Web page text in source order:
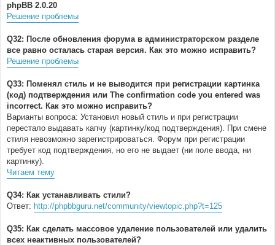
phpBB 2.0.20
Решение проблемы
Q32: После обновления форума в администраторском разделе
все равно осталась старая версия. Как это можно исправить?
Решение проблемы
Q33: Поменял стиль и не выводится при регистрации картинка
(код) подтверждения или The confirmation code you entered was
incorrect. Как это можно исправить?
Варианты вопроса: Установил новый стиль и при регистрации
перестало выдавать капчу (картинку/код подтверждения). При смене
стиля невозможно зарегистрироваться. Форум при регистрации
требует код подтверждения, но его не выдает (ни поле ввода, ни
картинку).
Читаем тему
Q34: Как устанавливать стили?
Ответ: http://phpbbguru.net/community/viewtopic.php?t=125
Q35: Как сделать массовое удаление пользователей или удалить
всех неактивных пользователей?